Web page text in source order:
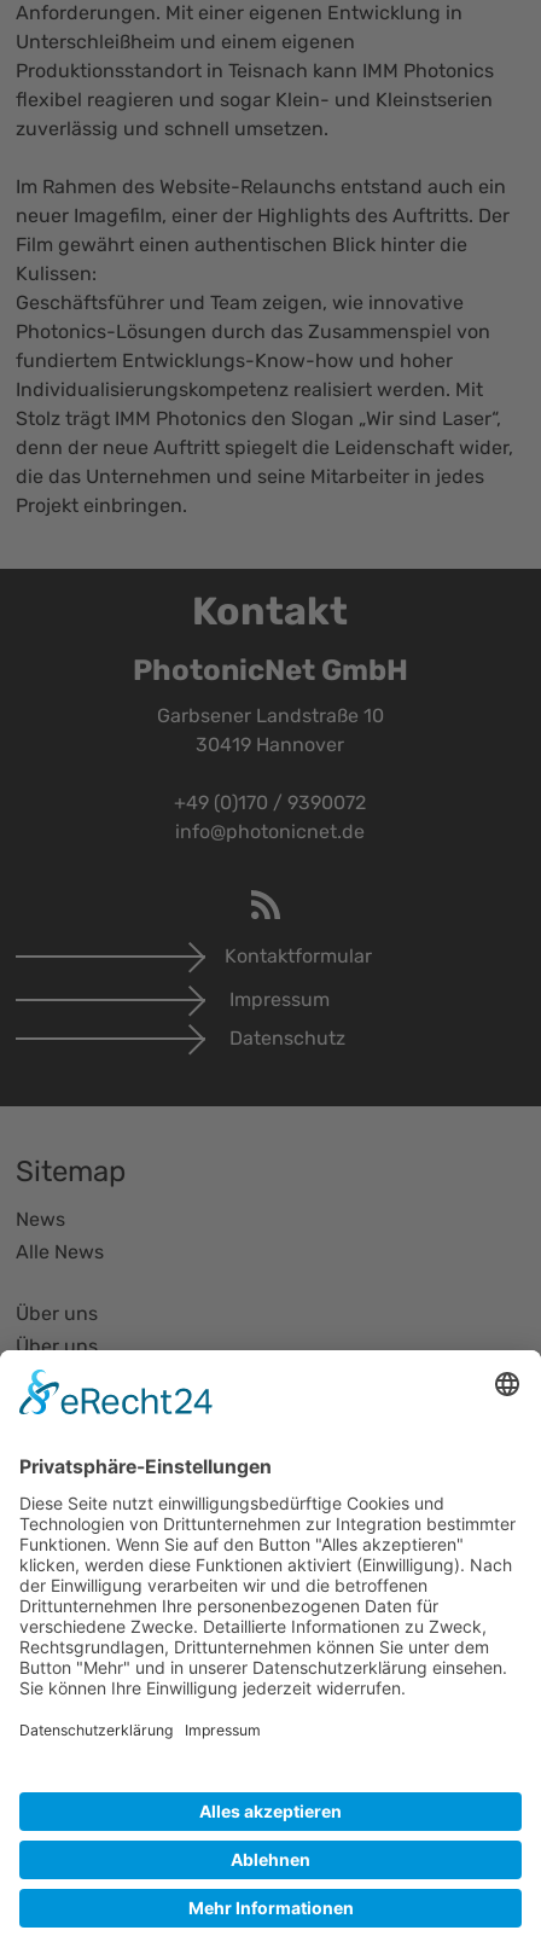
Anforderungen. Mit einer eigenen Entwicklung in
Unterschleißheim und einem eigenen
Produktionsstandort in Teisnach kann IMM Photonics
flexibel reagieren und sogar Klein- und Kleinstserien
zuverlässig und schnell umsetzen.
Im Rahmen des Website-Relaunchs entstand auch ein
neuer Imagefilm, einer der Highlights des Auftritts. Der
Film gewährt einen authentischen Blick hinter die
Kulissen:
Geschäftsführer und Team zeigen, wie innovative
Photonics-Lösungen durch das Zusammenspiel von
fundiertem Entwicklungs-Know-how und hoher
Individualisierungskompetenz realisiert werden. Mit
Stolz trägt IMM Photonics den Slogan „Wir sind Laser“,
denn der neue Auftritt spiegelt die Leidenschaft wider,
die das Unternehmen und seine Mitarbeiter in jedes
Projekt einbringen.
Kontakt
PhotonicNet GmbH
Garbsener Landstraße 10
30419 Hannover
+49 (0)170 / 9390072
info@photonicnet.de
Kontaktformular
Impressum
Datenschutz
Sitemap
News
Alle News
Über uns
Über uns
PhotonicNet:work - 1. Netzwerktreffen
Organisationsform
Partnernetze
Mitglied werden
Projekte
Veranstaltungen
Alle Veranstaltungen
Jobs
Alle Jobs
Kontakt
Impressum